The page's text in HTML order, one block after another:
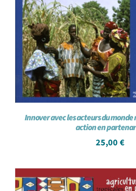
Innover avec les acteurs du
action en
25,00 €